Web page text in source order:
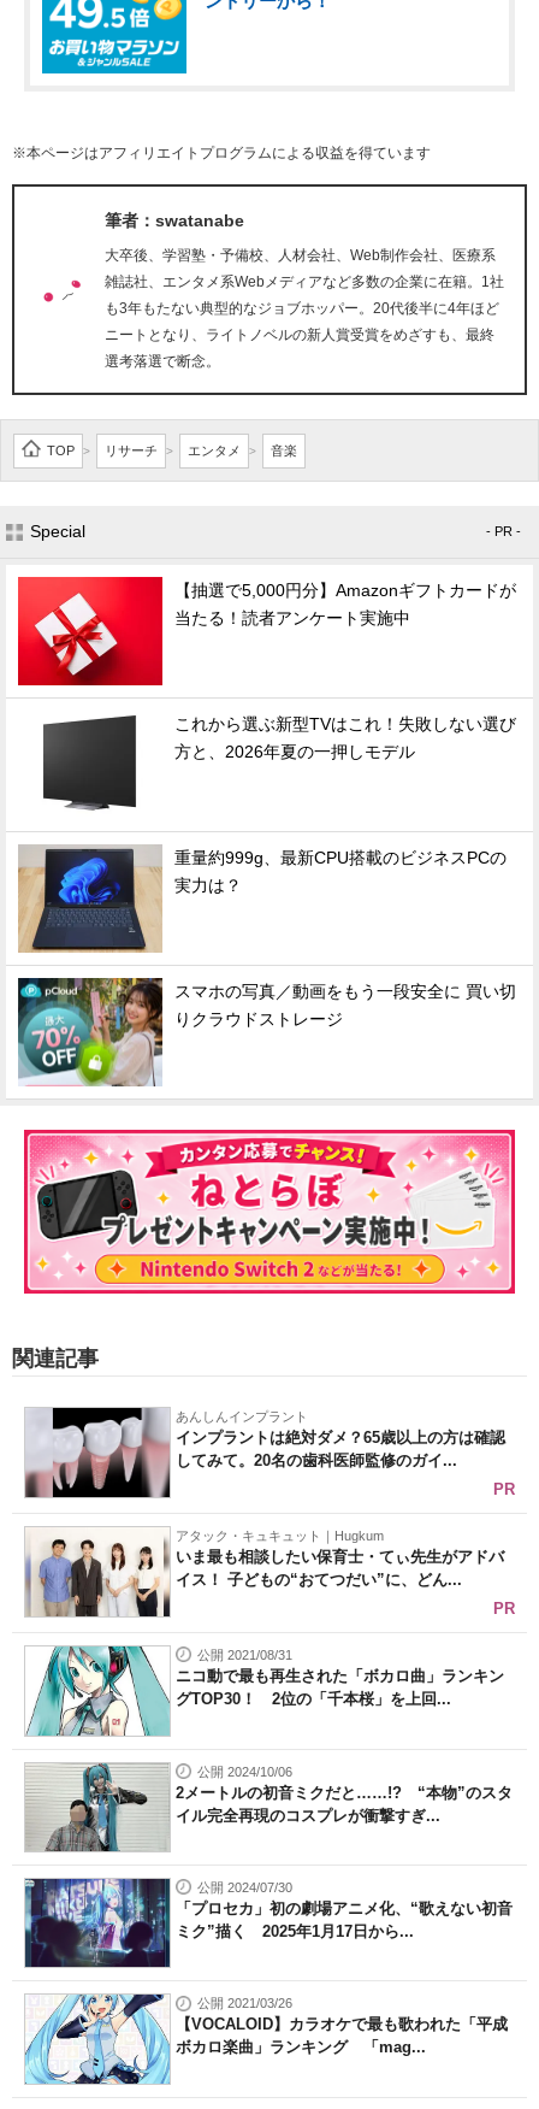
※本ページはアフィリエイトプログラムによる収益を得ています
筆者：swatanabe
大卒後、学習塾・予備校、人材会社、Web制作会社、医療系
雑誌社、エンタメ系Webメディアなど多数の企業に在籍。1社
も3年もたない典型的なジョブホッパー。20代後半に4年ほど
ニートとなり、ライトノベルの新人賞受賞をめざすも、最終
選考落選で断念。
TOP > リサーチ > エンタメ > 音楽
Special - PR -
【抽選で5,000円分】Amazonギフトカードが
当たる！読者アンケート実施中
これから選ぶ新型TVはこれ！失敗しない選び
方と、2026年夏の一押しモデル
重量約999g、最新CPU搭載のビジネスPCの
実力は？
スマホの写真／動画をもう一段安全に 買い切
りクラウドストレージ
関連記事
あんしんインプラント
インプラントは絶対ダメ？65歳以上の方は確認
してみて。20名の歯科医師監修のガイ...
PR
アタック・キュキュット｜Hugkum
いま最も相談したい保育士・てぃ先生がアドバ
イス！ 子どもの“おてつだい”に、どん...
PR
公開 2021/08/31
ニコ動で最も再生された「ボカロ曲」ランキン
グTOP30！ 2位の「千本桜」を上回...
公開 2024/10/06
2メートルの初音ミクだと……!? “本物”のスタ
イル完全再現のコスプレが衝撃すぎ...
公開 2024/07/30
「プロセカ」初の劇場アニメ化、“歌えない初音
ミク”描く 2025年1月17日から...
公開 2021/03/26
【VOCALOID】カラオケで最も歌われた「平成
ボカロ楽曲」ランキング 「mag...